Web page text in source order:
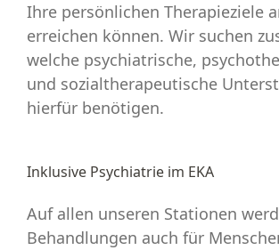
Ihre persönlichen Therapieziele
erreichen können. Wir suchen
welche psychiatrische,
und sozialtherapeutische
hierfür benötigen.
Inklusive Psychiatrie im EKA
Auf allen unseren Stationen
Behandlungen auch für